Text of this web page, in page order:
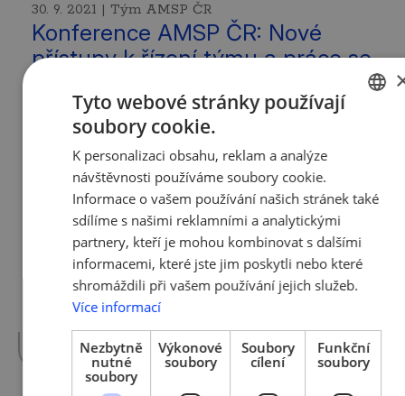
30. 9. 2021 | Tým AMSP ČR
Konference AMSP ČR: Nové
přístupy k řízení týmu a práce se
Třetí hlavní konference Roku nových
příležitostí 2021 je tu pro Vás! Zaměřili jsme
se na téma „Nové přístupy k řízení týmu a
práce se zaměstnanci“. Konferenci jsme pro
vás připravili online formou a celý záznam
můžete zhlédnout na odkazu níže na našem
YouTube kanálu. Moderátorkou konference
byla Eva Svobodová, členka představenstva
a generální ředitelka AMSP ČR. Mezi jejími
hosty v rámci konference najdete řadu
vážených a zajímavých hostů.více »
Tyto webové stránky používají
soubory cookie.
K personalizaci obsahu, reklam a analýze
návštěvnosti používáme soubory cookie.
Informace o vašem používání našich stránek také
sdílíme s našimi reklamními a analytickými
partnery, kteří je mohou kombinovat s dalšími
informacemi, které jste jim poskytli nebo které
shromáždili při vašem používání jejich služeb.
Více informací
Nezbytně
nutné
soubory
Výkonové
soubory
Soubory
cílení
Funkční
soubory